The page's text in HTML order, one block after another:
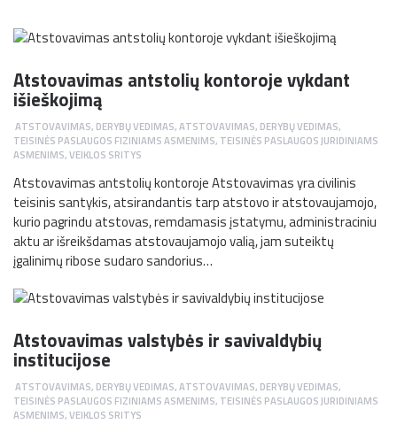
Atstovavimas antstolių kontoroje vykdant
išieškojimą
ATSTOVAVIMAS, DERYBŲ VEDIMAS,ATSTOVAVIMAS, DERYBŲ VEDIMAS,
TEISINĖS PASLAUGOS FIZINIAMS ASMENIMS, TEISINĖS PASLAUGOS JURIDINIAMS
ASMENIMS,VEIKLOS SRITYS
Atstovavimas antstolių kontoroje Atstovavimas yra civilinis
teisinis santykis, atsirandantis tarp atstovo ir atstovaujamojo,
kurio pagrindu atstovas, remdamasis įstatymu, administraciniu
aktu ar išreikšdamas atstovaujamojo valią, jam suteiktų
įgalinimų ribose sudaro sandorius…
Atstovavimas valstybės ir savivaldybių
institucijose
ATSTOVAVIMAS, DERYBŲ VEDIMAS,ATSTOVAVIMAS, DERYBŲ VEDIMAS,
TEISINĖS PASLAUGOS FIZINIAMS ASMENIMS, TEISINĖS PASLAUGOS JURIDINIAMS
ASMENIMS,VEIKLOS SRITYS